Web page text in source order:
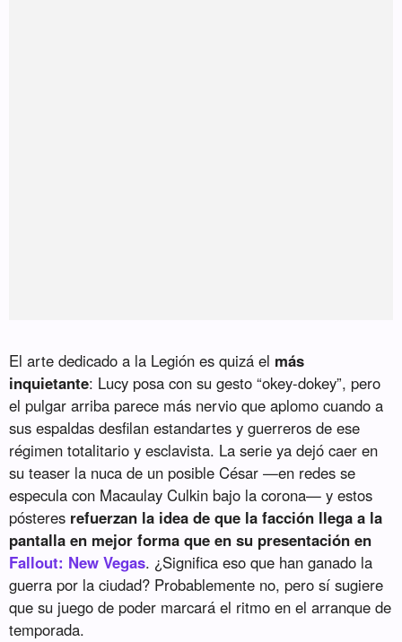
El arte dedicado a la Legión es quizá el más
inquietante: Lucy posa con su gesto “okey-dokey”, pero
el pulgar arriba parece más nervio que aplomo cuando a
sus espaldas desfilan estandartes y guerreros de ese
régimen totalitario y esclavista. La serie ya dejó caer en
su teaser la nuca de un posible César —en redes se
especula con Macaulay Culkin bajo la corona— y estos
pósteres refuerzan la idea de que la facción llega a la
pantalla en mejor forma que en su presentación en
Fallout: New Vegas. ¿Significa eso que han ganado la
guerra por la ciudad? Probablemente no, pero sí sugiere
que su juego de poder marcará el ritmo en el arranque de
temporada.